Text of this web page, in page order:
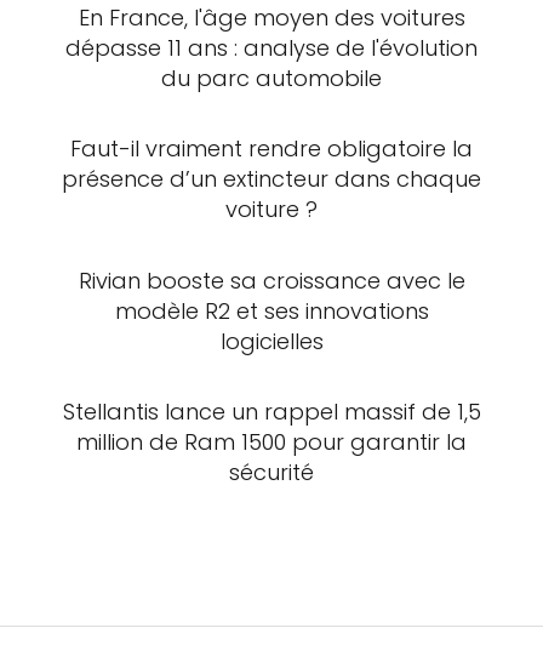
En France, l'âge moyen des voitures
dépasse 11 ans : analyse de l'évolution
du parc automobile
Faut-il vraiment rendre obligatoire la
présence d’un extincteur dans chaque
voiture ?
Rivian booste sa croissance avec le
modèle R2 et ses innovations
logicielles
Stellantis lance un rappel massif de 1,5
million de Ram 1500 pour garantir la
sécurité